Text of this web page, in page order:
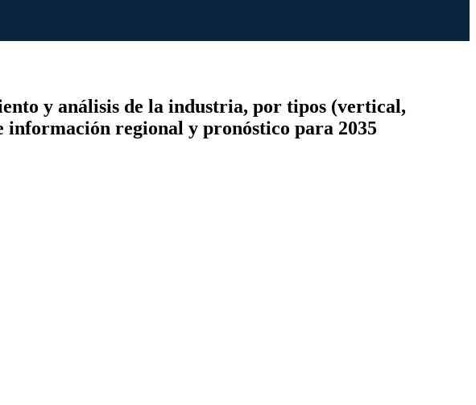
y análisis de la industria, por tipos (vertical,
regional y pronóstico para 2035